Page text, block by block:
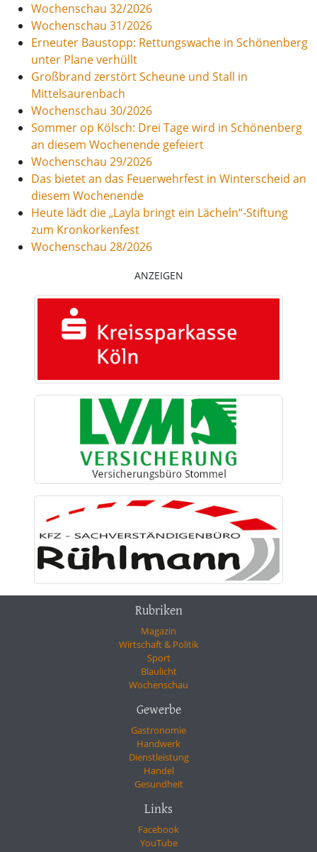
Wochenschau 32/2026
Wochenschau 31/2026
Erneuter Baustopp: Rettungswache in Schönenberg
unter Plane verhüllt
Großbrand zerstört Scheune und Stall in
Mittelsaurenbach
Wochenschau 30/2026
Sommer op Kölsch: Drei Tage wird in Schönenberg
an diesem Wochenende gefeiert
Wochenschau 29/2026
Das bietet an das Feuerwehrfest in Winterscheid an
diesem Wochenende
Heute lädt die „Layla bringt ein Lächeln“-Stiftung
zum Kronkorkenfest
Wochenschau 28/2026
ANZEIGEN
Rubriken
Magazin
Wirtschaft & Politik
Sport
Blaulicht
Wochenschau
Gewerbe
Gastronomie
Handwerk
Dienstleistung
Handel
Gesundheit
Links
Facebook
YouTube